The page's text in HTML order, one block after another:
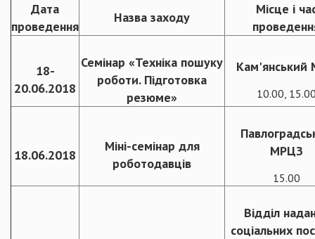
Дата
проведення
Назва заходу
Місце і
18-
20.06.2018
Семінар «Техніка пошуку
роботи. Підготовка
резюме»
Кам'янський
10.00,
18.06.2018
Міні-семінар для
роботодавців
МРЦЗ
15.00
Відділ
соціальних